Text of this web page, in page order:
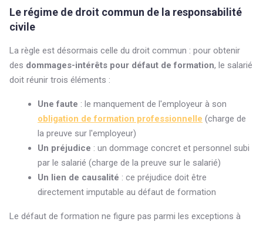
Le régime de droit commun de la responsabilité
civile
La règle est désormais celle du droit commun : pour obtenir
des dommages-intérêts pour défaut de formation, le salarié
doit réunir trois éléments :
Une faute : le manquement de l'employeur à son
obligation de formation professionnelle (charge de
la preuve sur l'employeur)
Un préjudice : un dommage concret et personnel subi
par le salarié (charge de la preuve sur le salarié)
Un lien de causalité : ce préjudice doit être
directement imputable au défaut de formation
Le défaut de formation ne figure pas parmi les exceptions à